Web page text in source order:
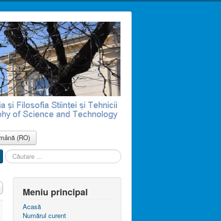
(RO)
Căutare
...
Meniu principal
Acasă
Numărul curent